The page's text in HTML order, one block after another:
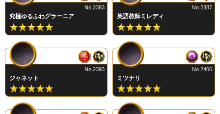
究極ゆるふわグラーニア
No.2383
英語教師ミレディ
No.2387
ジャネット
No.2393
ミツナリ
No.2406